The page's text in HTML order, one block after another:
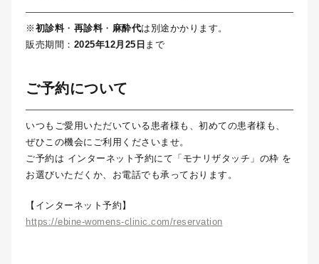
※ 初診料・ 再診料・ 麻酔代は別途かかります。
販売期間： 2025年12月25日 まで
ご予約について
いつもご愛用いただいている患者様も、初めての患者様も、
ぜひこの機会にご利用くださいませ。
ご予約は インターネット予約にて「モナリザタッチ」の枠 を
お選びいただくか、お電話でも承っております。
【インターネット予約】
https://ebine-womens-clinic.com/reservation